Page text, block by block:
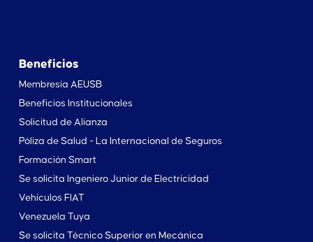
Beneficios
Membresía AEUSB
Beneficios Institucionales
Solicitud de Alianza
Póliza de Salud - La Internacional de Seguros
Formación Smart
Se solicita Ingeniero Junior de Electricidad
Vehículos FIAT
Venezuela Tuya
Se solicita Técnico Superior en Mecánica